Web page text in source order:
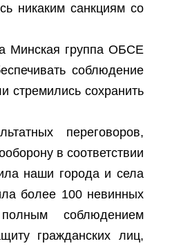
никаким санкциям со
Минская группа ОБСЕ
соблюдение
стремились сохранить
переговоров,
в соответствии
наши города и села
более 100 невинных
соблюдением
гражданских лиц,